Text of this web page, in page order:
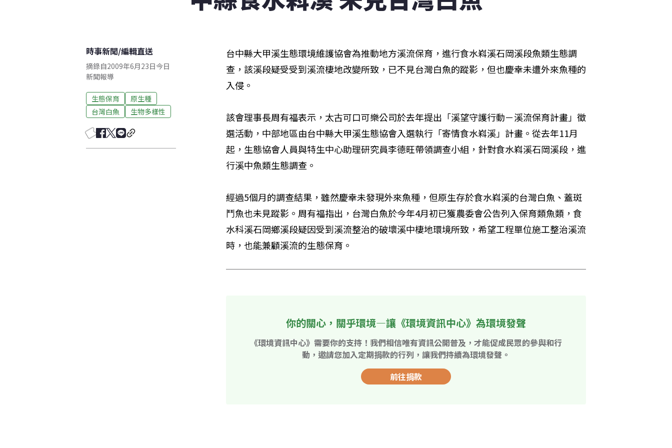
時事新聞/編輯直送
摘錄自2009年6月23日今日
新聞報導
生態保育
原生種
台灣白魚
生物多樣性
台中縣大甲溪生態環境維護協會為推動地方溪流保育，進行食水嵙溪石岡溪段魚類生態調
查，該溪段疑受受到溪流棲地改變所致，已不見台灣白魚的蹤影，但也慶幸未遭外來魚種的
入侵。
該會理事長周有福表示，太古可口可樂公司於去年提出「溪望守護行動－溪流保育計畫」徵
選活動，中部地區由台中縣大甲溪生態協會入選執行「寄情食水嵙溪」計畫。從去年11月
起，生態協會人員與特生中心助理研究員李德旺帶領調查小組，針對食水嵙溪石岡溪段，進
行溪中魚類生態調查。
經過5個月的調查結果，雖然慶幸未發現外來魚種，但原生存於食水嵙溪的台灣白魚、蓋斑
鬥魚也未見蹤影。周有福指出，台灣白魚於今年4月初已獲農委會公告列入保育類魚類，食
水科溪石岡鄉溪段疑因受到溪流整治的破壞溪中棲地環境所致，希望工程單位施工整治溪流
時，也能兼顧溪流的生態保育。
你的關心，關乎環境—讓《環境資訊中心》為環境發聲
《環境資訊中心》需要你的支持！我們相信唯有資訊公開普及，才能促成民眾的參與和行
動，邀請您加入定期捐款的行列，讓我們持續為環境發聲。
前往捐款